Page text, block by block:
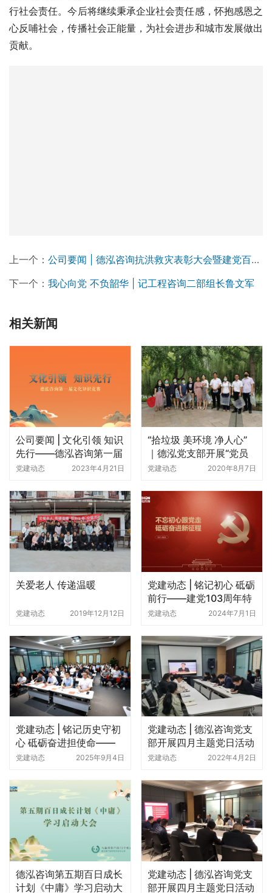
“老吾老以及人之老”，每个人都要走过少年、中年、老年，
关爱今天的老人，就是关爱未来的自己，让每一位老人都”
上一个：公司要闻 | 德泓咨询抗洪救灾表彰大会暨建党百年活动分享会
我心向党 不负韶华 | 记工程咨询二部组长鲁文军
相关新闻
公司要闻 | 文化引领 知识
先行——德泓咨询第一届
文化知识竞赛成功举办
党建动态 2023年4月21日
“拾垃圾 美环境 净人心”
｜德泓党支部开展“党员
关爱老人 传递温暖
党建动态 2019年12月12日
党建动态 | 铭记初心 砥砺
前行——建党103周年特
别活动
党建动态 2024年7月1日
党建动态 | 铭记历史守初
心 砥砺奋进担使命——
德泓咨询组织观看九三大
阅兵
党建动态
党建动态 | 德泓咨询党支
部开展四月主题党日活动
党建动态 2022年4月2日